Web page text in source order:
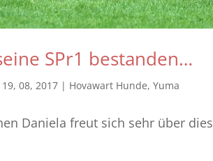
SPr1 bestanden…
19, 08, 2017 | Hovawart Hunde, Yuma
Daniela freut sich sehr über